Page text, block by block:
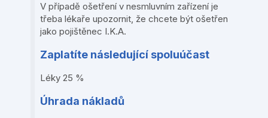
V případě ošetření v nesmluvním zařízení je
třeba lékaře upozornit, že chcete být ošetřen
jako pojištěnec I.K.A.
Zaplatíte následující spoluúčast
Léky 25 %
Úhrada nákladů